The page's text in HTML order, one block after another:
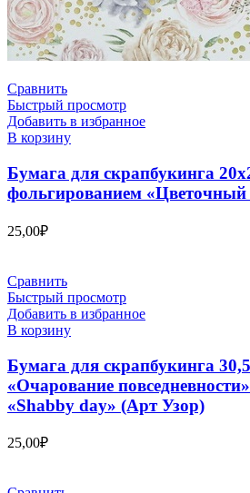
Сравнить
Быстрый просмотр
Добавить в избранное
В корзину
Бумага для скрапбукинга
фольгированием
25,00₽
Сравнить
Быстрый просмотр
Добавить в избранное
В корзину
Бумага для скрапбукинга
«Очарование
«Shabby day» (Арт Узор)
25,00₽